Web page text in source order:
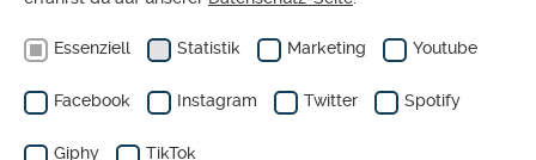
Arbeitswelt
KOMMENTAR vonRENATE HALLER
Essenziell Statistik Marketing Youtube
Facebook Instagram Twitter Spotify
Giphy TikTok